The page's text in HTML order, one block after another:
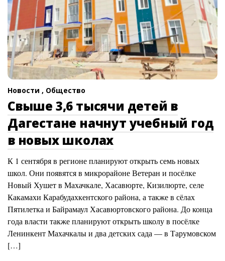
Новости , Общество
Свыше 3,6 тысячи детей в
Дагестане начнут учебный год
в новых школах
К 1 сентября в регионе планируют открыть семь новых
школ. Они появятся в микрорайоне Ветеран и посёлке
Новый Хушет в Махачкале, Хасавюрте, Кизилюрте, селе
Какамахи Карабудахкентского района, а также в сёлах
Пятилетка и Байрамаул Хасавюртовского района. До конца
года власти также планируют открыть школу в посёлке
Ленинкент Махачкалы и два детских сада — в Тарумовском
[…]